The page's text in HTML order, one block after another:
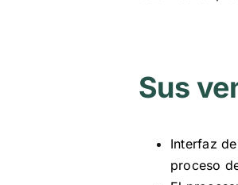
Sus
Interfaz
proceso